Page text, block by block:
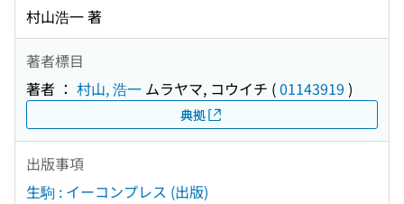
村山浩一 著
著者標目
著者 ： 村山, 浩一 ムラヤマ, コウイチ (01143919 )
典拠
出版事項
生駒 : イーコンプレス (出版)